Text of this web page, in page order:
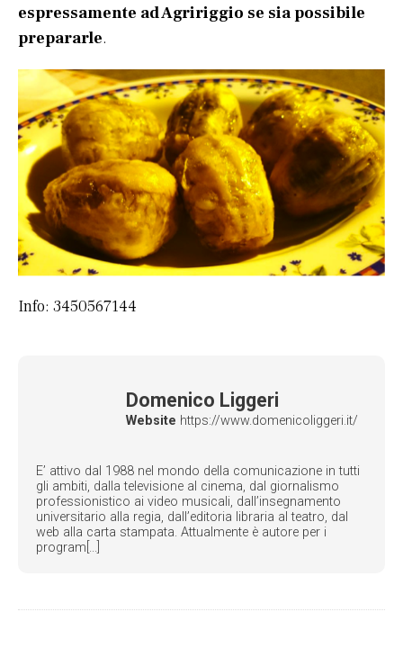
espressamente ad Agririggio se sia possibile
prepararle.
Info: 3450567144
Domenico Liggeri
Website https://www.domenicoliggeri.it/
E’ attivo dal 1988 nel mondo della comunicazione in tutti
gli ambiti, dalla televisione al cinema, dal giornalismo
professionistico ai video musicali, dall’insegnamento
universitario alla regia, dall’editoria libraria al teatro, dal
web alla carta stampata. Attualmente è autore per i
program[...]